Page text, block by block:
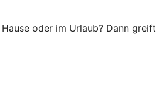
oder im Urlaub? Dann greift